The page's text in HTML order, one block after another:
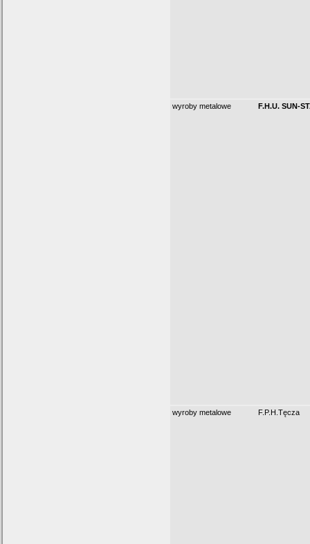
wyroby metalowe F.H.U. SUN-
wyroby metalowe F.P.H.Tęcza